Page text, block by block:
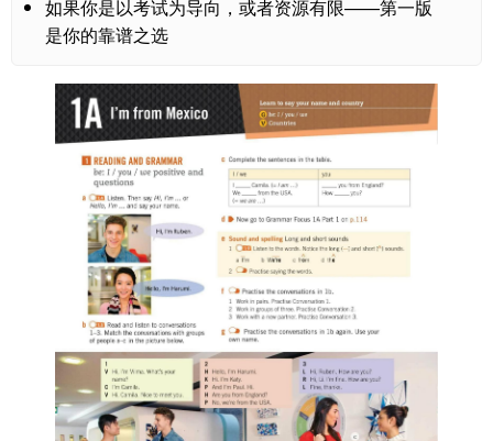
如果你是以考试为导向，或者资源有限——第一版
是你的靠谱之选